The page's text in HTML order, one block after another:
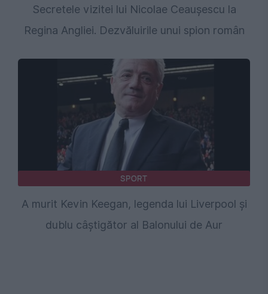
Secretele vizitei lui Nicolae Ceaușescu la
Regina Angliei. Dezvăluirile unui spion român
SPORT
A murit Kevin Keegan, legenda lui Liverpool şi
dublu câştigător al Balonului de Aur